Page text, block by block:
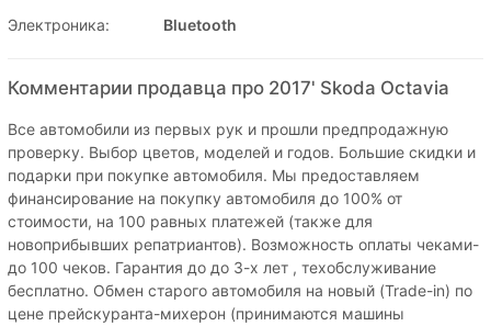
Электроника:
Bluetooth
Комментарии продавца про 2017' Skoda Octavia
Все автомобили из первых рук и прошли предпродажную
проверку. Выбор цветов, моделей и годов. Большие скидки и
подарки при покупке автомобиля. Мы предоставляем
финансирование на покупку автомобиля до 100% от
стоимости, на 100 равных платежей (также для
новоприбывших репатриантов). Возможность оплаты чеками-
до 100 чеков. Гарантия до до 3-х лет , техобслуживание
бесплатно. Обмен старого автомобиля на новый (Trade-in) по
цене прейскуранта-михерон (принимаются машины